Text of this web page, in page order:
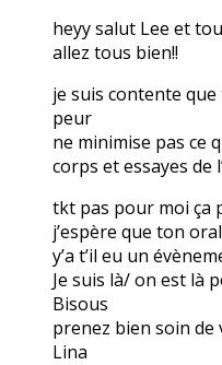
heyy salut Lee et
allez tous bien!!
je suis contente
peur
ne minimise pas ce
corps et essayes de
tkt pas pour moi ça
j’espère que ton
y’a t’il eu un
Je suis là/ on est là
Bisous
prenez bien soin de
Lina